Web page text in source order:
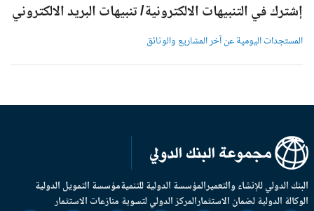
إشترك في التنبيهات الالكترونية/ تنبيهات البريد الالكتروني
المستجدات اليومية عن آخر المشاريع والوثائق
الدولي للإنشاء والتعميرالمؤسسة الدولية للتنميةمؤسسة التمويل الدولية
الدولية لضمان الاستثمارالمركز الدولي لتسوية منازعات الاستثمار